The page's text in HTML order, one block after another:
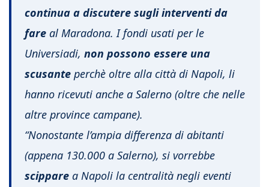
continua a discutere sugli interventi da
fare al Maradona. I fondi usati per le
Universiadi, non possono essere una
scusante perchè oltre alla città di Napoli, li
hanno ricevuti anche a Salerno (oltre che nelle
altre province campane).
“Nonostante l’ampia differenza di abitanti
(appena 130.000 a Salerno), si vorrebbe
scippare a Napoli la centralità negli eventi